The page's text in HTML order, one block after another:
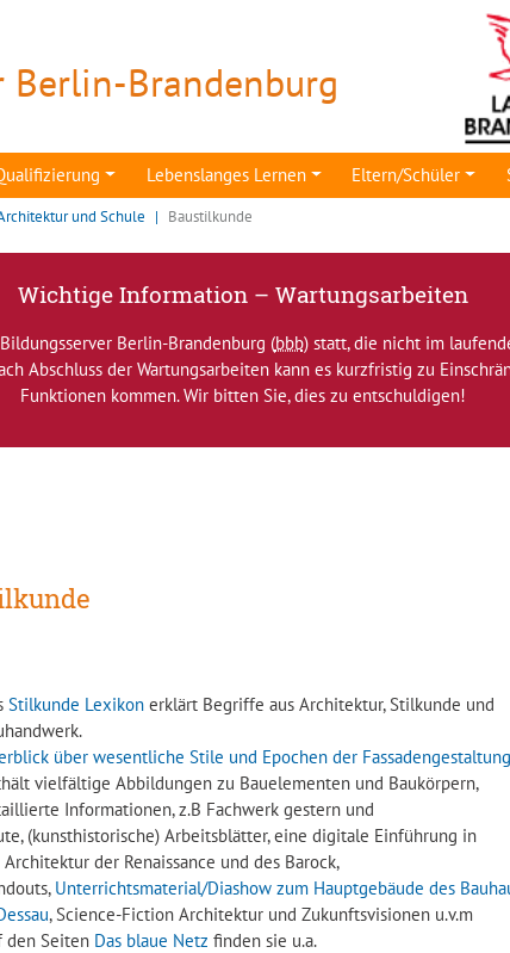
Berlin-Brandenburg
Lebenslanges Lernen Eltern/Schüler
und Schule Baustilkunde
Wichtige Information – Wartungsarbeiten
Berlin-Brandenburg (bbb) statt, die nicht im
Abschluss der Wartungsarbeiten kann es kurzfristig zu
Funktionen kommen. Wir bitten Sie, dies zu entschuldigen!
Stilkunde Lexikonerklärt Begriffe aus Architektur, Stilkunde und
über wesentliche Stile und Epochen der Fassadengestaltung
vielfältige Abbildungen zu Bauelementen und Baukörpern,
Informationen, z.B Fachwerk gestern und
(kunsthistorische) Arbeitsblätter, eine digitale Einführung in
der Renaissance und des Barock,
Unterrichtsmaterial/Diashow zum Hauptgebäude des
, Science-Fiction Architektur und Zukunftsvisionen u.v.m
den Seiten Das blaue Netz finden sie u.a.